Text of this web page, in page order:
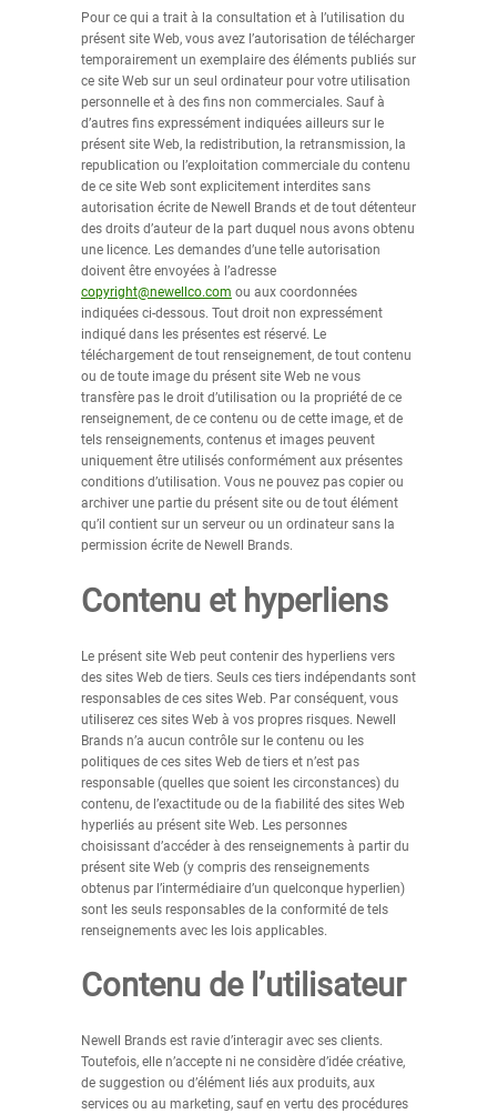
Pour ce qui a trait à la consultation et à l’utilisation du
présent site Web, vous avez l’autorisation de télécharger
temporairement un exemplaire des éléments publiés sur
ce site Web sur un seul ordinateur pour votre utilisation
personnelle et à des fins non commerciales. Sauf à
d’autres fins expressément indiquées ailleurs sur le
présent site Web, la redistribution, la retransmission, la
republication ou l’exploitation commerciale du contenu
de ce site Web sont explicitement interdites sans
autorisation écrite de Newell Brands et de tout détenteur
des droits d’auteur de la part duquel nous avons obtenu
une licence. Les demandes d’une telle autorisation
doivent être envoyées à l’adresse
copyright@newellco.com ou aux coordonnées
indiquées ci-dessous. Tout droit non expressément
indiqué dans les présentes est réservé. Le
téléchargement de tout renseignement, de tout contenu
ou de toute image du présent site Web ne vous
transfère pas le droit d’utilisation ou la propriété de ce
renseignement, de ce contenu ou de cette image, et de
tels renseignements, contenus et images peuvent
uniquement être utilisés conformément aux présentes
conditions d’utilisation. Vous ne pouvez pas copier ou
archiver une partie du présent site ou de tout élément
qu’il contient sur un serveur ou un ordinateur sans la
permission écrite de Newell Brands.
Contenu et hyperliens
Le présent site Web peut contenir des hyperliens vers
des sites Web de tiers. Seuls ces tiers indépendants sont
responsables de ces sites Web. Par conséquent, vous
utiliserez ces sites Web à vos propres risques. Newell
Brands n’a aucun contrôle sur le contenu ou les
politiques de ces sites Web de tiers et n’est pas
responsable (quelles que soient les circonstances) du
contenu, de l’exactitude ou de la fiabilité des sites Web
hyperliés au présent site Web. Les personnes
choisissant d’accéder à des renseignements à partir du
présent site Web (y compris des renseignements
obtenus par l’intermédiaire d’un quelconque hyperlien)
sont les seuls responsables de la conformité de tels
renseignements avec les lois applicables.
Contenu de l’utilisateur
Newell Brands est ravie d’interagir avec ses clients.
Toutefois, elle n’accepte ni ne considère d’idée créative,
de suggestion ou d’élément liés aux produits, aux
services ou au marketing, sauf en vertu des procédures